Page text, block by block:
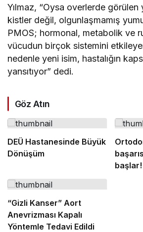
Yılmaz, “Oysa overlerde görülen
kistler değil, olgunlaşmamış
PMOS; hormonal, metabolik ve
vücudun birçok sistemini
nedenle yeni isim, hastalığın
yansıtıyor” dedi.
Göz Atın
DEÜ Hastanesinde Büyük
Dönüşüm
başlar!
“Gizli Kanser” Aort
Anevrizması Kapalı
Yöntemle Tedavi Edildi